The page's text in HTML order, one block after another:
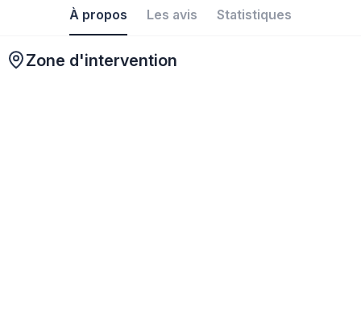
À propos Les avis Statistiques
Zone d'intervention